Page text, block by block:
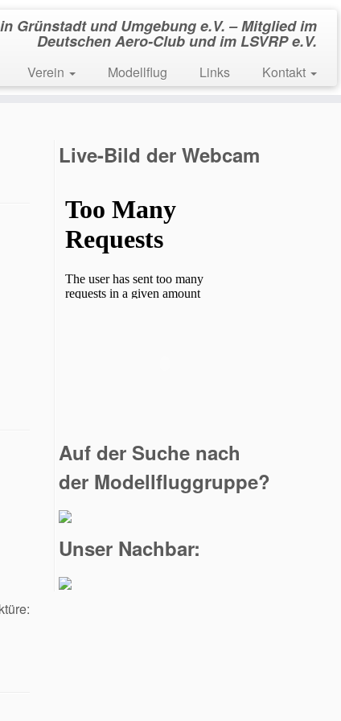
Grünstadt und Umgebung e.V. – Mitglied im
Deutschen Aero-Club und im LSVRP e.V.
Verein Modellflug Links Kontakt
Live-Bild der Webcam
Auf der Suche nach
der Modellfluggruppe?
Unser Nachbar: